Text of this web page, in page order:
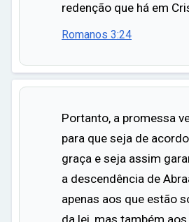
redenção que há em
Romanos 3:24
Portanto, a promessa
para que seja de
graça e seja assim
a descendência de
apenas aos que estão
da lei, mas também